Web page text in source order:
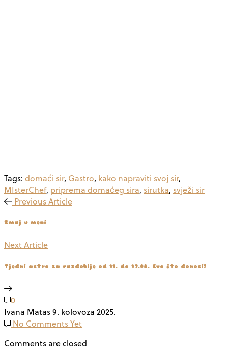
Tags: domaći sir, Gastro, kako napraviti svoj sir,
MIsterChef, priprema domaćeg sira, sirutka, svježi sir
Previous Article
Zmaj u meni
Next Article
Tjedni astro za razdoblje od 11. do 17.08. Evo što donosi!
0
Ivana Matas9. kolovoza 2025.
No Comments Yet
Comments are closed